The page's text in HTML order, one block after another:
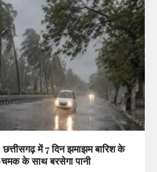
में 7 दिन झमाझम बारिश के
के साथ बरसेगा पानी